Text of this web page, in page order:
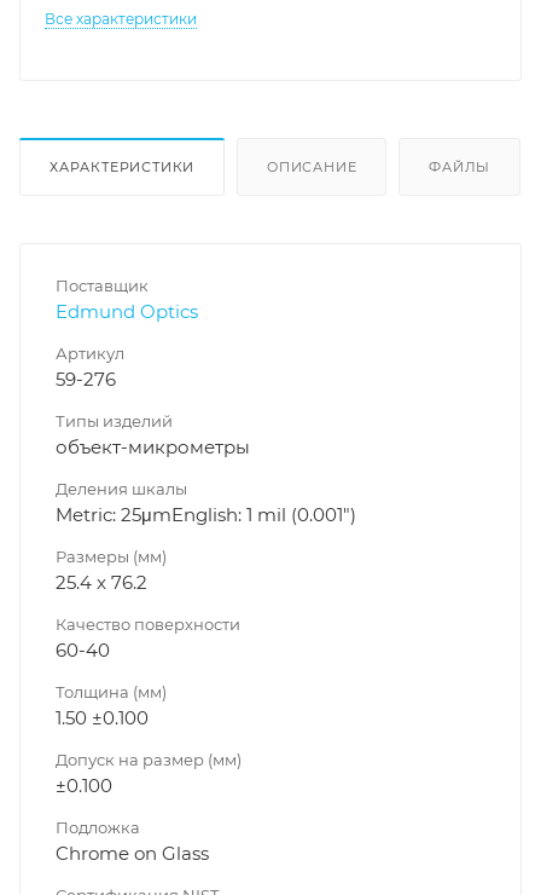
Все характеристики
ХАРАКТЕРИСТИКИ ОПИСАНИЕ ФАЙЛЫ
Поставщик
Edmund Optics
Артикул
59-276
Типы изделий
объект-микрометры
Деления шкалы
Metric: 25μmEnglish: 1 mil (0.001")
Размеры (мм)
25.4 x 76.2
Качество поверхности
60-40
Толщина (мм)
1.50 ±0.100
Допуск на размер (мм)
±0.100
Подложка
Chrome on Glass